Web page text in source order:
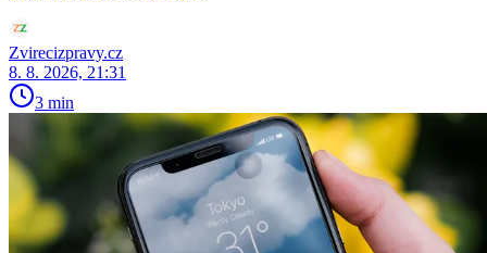
Zvirecizpravy.cz
8. 8. 2026, 21:31
3 min